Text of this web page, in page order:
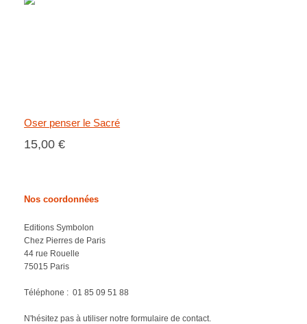
Oser penser le Sacré
15,00 €
Nos coordonnées
Editions Symbolon
Chez Pierres de Paris
44 rue Rouelle
75015 Paris
Téléphone : 01 85 09 51 88
N'hésitez pas à utiliser notre formulaire de contact.